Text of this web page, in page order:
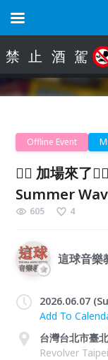
禁 止 酒 駕
Offline Event
❤️‍🔥 加場來了
Summer
605 4
這球音樂
2026.06.07
Add To
台灣台北市臺
Revolver Taipei